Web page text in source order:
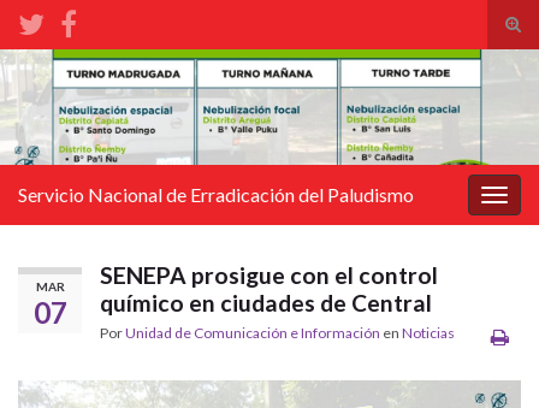
el
Search for:
la
Servicio Nacional de Erradicación del Paludismo
MAR
07
SENEPA prosigue con el control
químico en ciudades de Central
PorUnidad de Comunicación e Información en Noticias